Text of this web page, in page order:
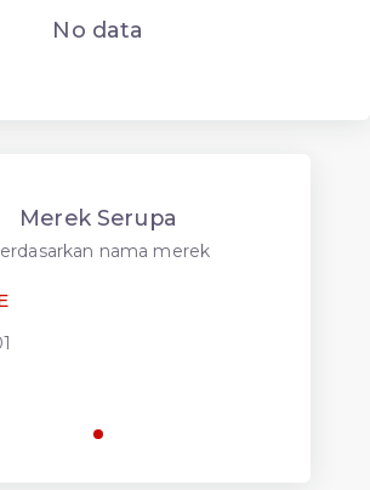
No data
Merek Serupa
nama merek